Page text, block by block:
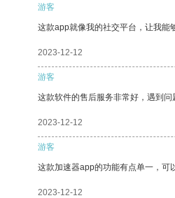
游客
这款app就像我的社交平台，让我能
2023-12-12
游客
这款软件的售后服务非常好，遇到问
2023-12-12
游客
这款加速器app的功能有点单一，可
2023-12-12